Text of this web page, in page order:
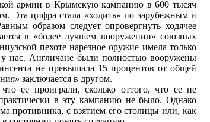
армии в Крымскую кампанию в 600 тысяч
Эта цифра стала «ходить» по зарубежным и
образом следует опровергнуть ходячее
в «более лучшем вооружении» союзных
пехоте нарезное оружие имела только
нас. Англичане были полностью вооружены
не превышала 15 процентов от общей
заключается в другом.
ее проиграли, сколько оттого, что ее не
в эту кампанию не было. Однако
противника, с взятием его столицы или, как